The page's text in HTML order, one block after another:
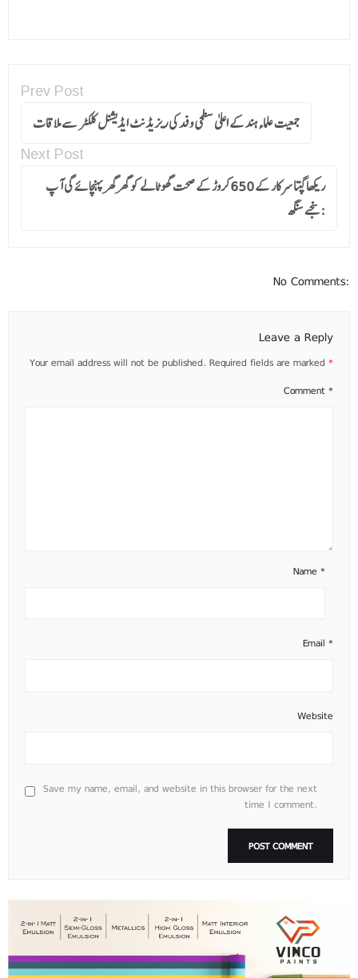
Prev Post
جمعیت علماءہند کے اعلیٰ سطحی وفد کی ریزیڈنٹ ایڈیشنل کلکٹر سے ملاقات
Next Post
ریکھا گپتا سرکار کے 650کروڑ کے صحت گھوٹالے کو گھر گھر پہنچائے گی آپ
:سنجے سنگھ
No Comments:
Leave a Reply
Your email address will not be published. Required fields are marked *
Comment *
Name *
Email *
Website
Save my name, email, and website in this browser for the next
time I comment.